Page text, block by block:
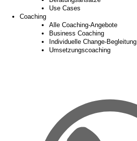
Use Cases
Coaching
Alle Coaching-Angebote
Business Coaching
Individuelle Change-Begleitung
Umsetzungscoaching